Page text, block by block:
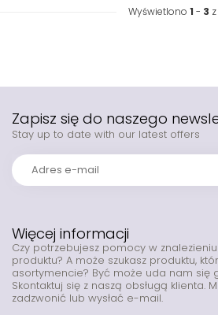
Wyświetlono 1 - 3
Więcej informacji
Czy potrzebujesz pomocy w
produktu? A może szukasz produktu,
asortymencie? Być może uda nam się
Skontaktuj się z naszą obsługą klienta.
zadzwonić lub wysłać e-mail.
Zapisz się do naszego
Stay up to date with our latest offers